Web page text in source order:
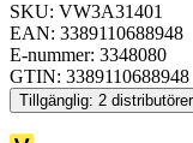
SKU: VW3A31401
EAN: 3389110688948
E-nummer: 3348080
GTIN: 3389110688948
Tillgänglig: 2 distributörer